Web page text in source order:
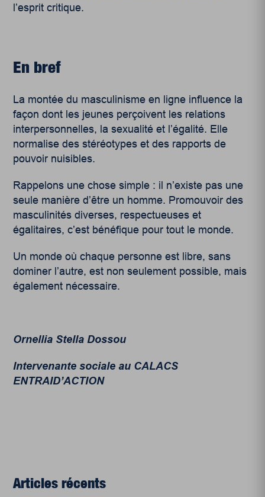
l’esprit critique.
En bref
La montée du masculinisme en ligne influence la
façon dont les jeunes perçoivent les relations
interpersonnelles, la sexualité et l’égalité. Elle
normalise des stéréotypes et des rapports de
pouvoir nuisibles.
Rappelons une chose simple : il n’existe pas une
seule manière d’être un homme. Promouvoir des
masculinités diverses, respectueuses et
égalitaires, c’est bénéfique pour tout le monde.
Un monde où chaque personne est libre, sans
dominer l’autre, est non seulement possible, mais
également nécessaire.
Ornellia Stella Dossou
Intervenante sociale au CALACS
ENTRAID’ACTION
Articles récents